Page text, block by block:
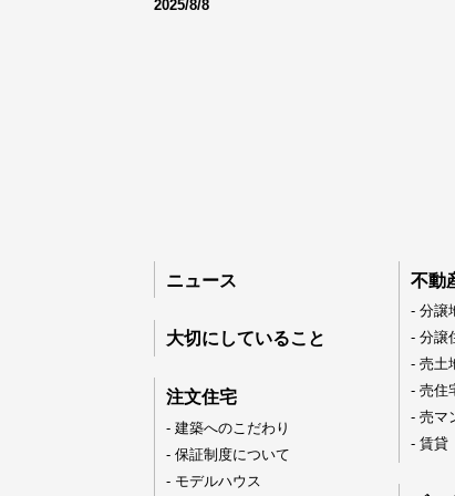
2025/8/8
089-926-
営業時間：月〜土 8:30 〜
日・祝 9:30 〜
ニュース
大切にしていること
注文住宅
- 建築へのこだわり
- 保証制度について
- モデルハウス
不動
- 分譲
- 分譲
- 売土
- 売住
- 売マ
- 賃貸